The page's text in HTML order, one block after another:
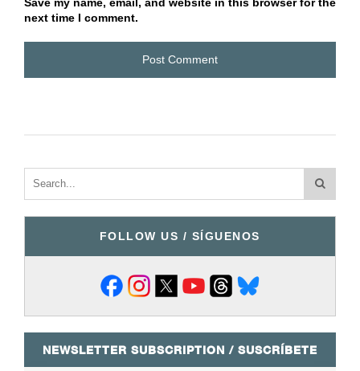
next time I comment.
FOLLOW US / SÍGUENOS
NEWSLETTER SUBSCRIPTION / SUSCRÍBETE